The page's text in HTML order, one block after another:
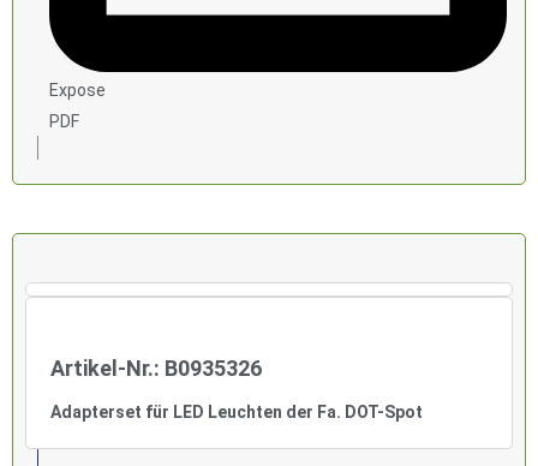
Expose
PDF
Artikel-Nr.: B0935326
Adapterset für LED Leuchten der Fa. DOT-Spot